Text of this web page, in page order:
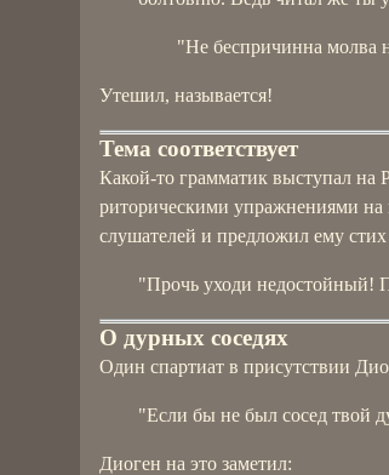
"Не беспричинна молва
Утешил, называется!
Тема соответствует
Какой-то грамматик выступал на
риторическими упражнениями
слушателей и предложил ему
"Прочь уходи недостойный!
О дурных соседях
Один спартиат в присутствии
"Если бы не был сосед твой
Диоген на это заметил: